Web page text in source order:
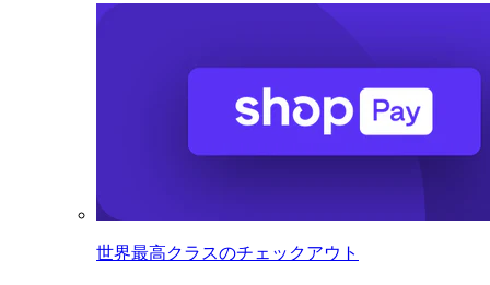
世界最高クラスのチェックアウト